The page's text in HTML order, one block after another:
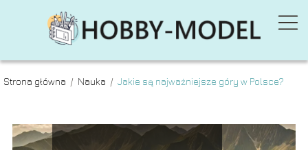
Strona główna / Nauka / Jakie są najważniejsze góry w Polsce?